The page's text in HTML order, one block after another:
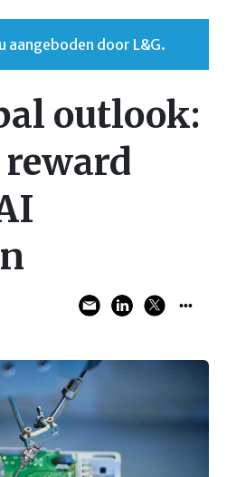
aangeboden door L&G.
outlook: